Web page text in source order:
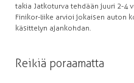
takia Jatkoturva tehdään juuri 2-4
Finikor-liike arvioi jokaisen auton
käsittelyn ajankohdan.
Reikiä poraamatta